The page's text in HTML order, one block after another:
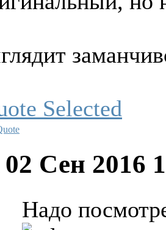
02 Сен 2016
Надо